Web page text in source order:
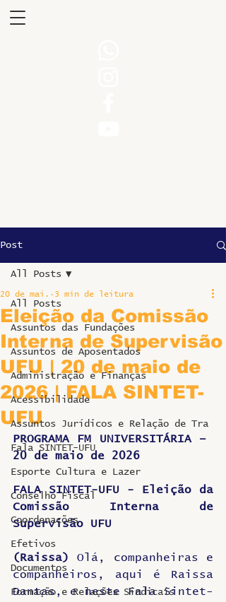
Post
All Posts
Assuntos das Fundações
Assuntos de Aposentados
Administração e Finanças
Acessibilidade
Assuntos Jurídicos e Relação de Tra
Fala SINTET-UFU
Esporte Cultura e Lazer
Conselho Fiscal
Coordenações
Efetivos
Documentos
Formação e Relações Sindicais
All Posts
Eleição da Comissão
Interna de Supervisão
UFU | 20 de maio de
2026 | FALA SINTET-
UFU
20 de mai. 3 min de leitura
PROGRAMA FM UNIVERSITÁRIA –
20 de maio de 2026
FALA SINTET-UFU - Eleição da
Comissão Interna de
Supervisão UFU
(Raissa)
Olá, companheiras e
companheiros, aqui é Raissa
Dantas, e neste Fala Sintet-